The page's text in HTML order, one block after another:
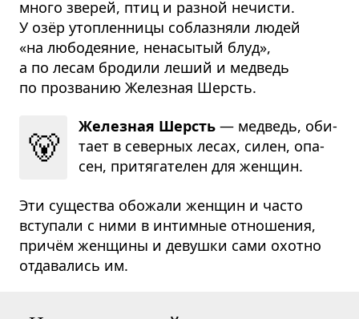
много зверей, птиц и разной нечисти.
У озёр утопленницы соблазняли людей
«на любодеяние, ненасытый блуд»,
а по лесам бродили леший и медведь
по прозванию Железная Шерсть.
🐻 Железная Шерсть — мед­ведь, оби­
тает в север­ных лесах, силен, опа­
сен, при­тя­га­те­лен для жен­щин.
Эти существа обожали женщин и часто
вступали с ними в интимные отношения,
причём женщины и девушки сами охотно
отдавались им.